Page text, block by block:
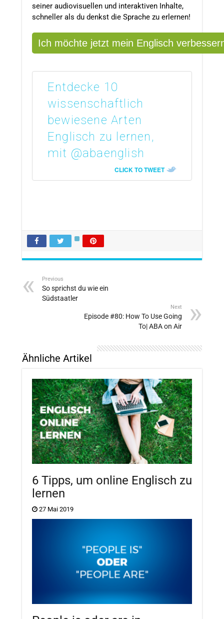
seiner audiovisuellen und interaktiven Inhalte,
schneller als du denkst die Sprache zu erlernen!
Ich möchte jetzt mein Englisch
Entdecke 10
wissenschaftlich
bewiesene Arten
Englisch zu lernen,
mit @abaenglish
CLICK TO TWEET
Previous
So sprichst du wie ein
Südstaatler
Next
Episode #80: How To Use Going
To| ABA on Air
Ähnliche Artikel
6 Tipps, um online Englisch zu
lernen
27 Mai 2019